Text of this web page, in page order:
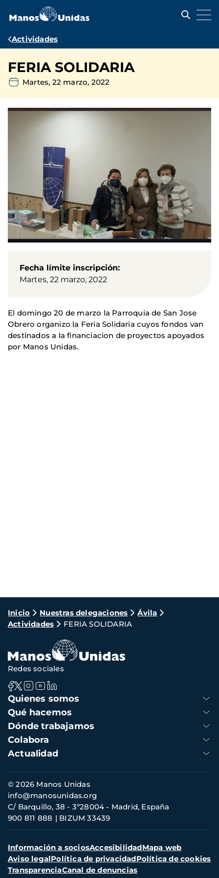
contenido
Ruta
navegación
Actividades
FERIA SOLIDARIA
Martes, 22 marzo, 2022
Fecha límite inscripción
Martes, 22 marzo, 2022
El domingo 20 de marzo la Parroquia de San Jose
Obrero organizo la Feria Solidaria cuyos fondos van
destinados a la financiacion de proyectos apoyados
por Manos Unidas.
Ruta
de
navegación
Inicio Nuestras delegaciones
Ávila
Actividades
FERIA SOLIDARIA
Navegación
principal
Quienes somos
Qué hacemos
Dónde trabajamos
Colabora
Actualidad
Redes sociales
Información
de
contacto
© 2026 Manos Unidas
C/ Barquillo, 38 - 3º28004 - Madrid, España
900 811 888
BIZUM 33439
info@manosunidas.org
Menú
secundario
Información a sociosAccesibilidadMapa web
Aviso legalPolítica de privacidadPolítica de cookies
TransparenciaCanal de denuncias